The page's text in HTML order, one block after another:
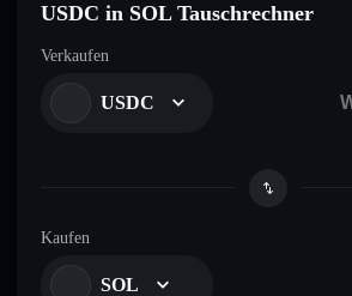
USDC in SOL Tauschrechner
Verkaufen
USDC
Kaufen
SOL